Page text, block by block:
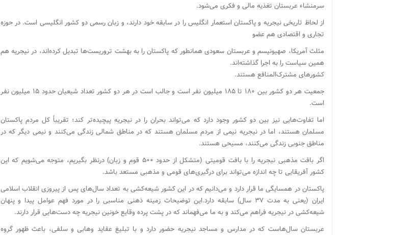
سرمنشاء عربستان تغذیه مالی و فکری می‌شود.
از لحاظ تاریخی نیجریه و پاکستان استعمار انگلیس را در سابقه خود دارند، و زبان رسمی دو کشور انگلیسی است. در حوزه
تجاری و اقتصادی هم عضو
مثلث آمریکا، صهیونیسم و عربستان سعودی همانطور که پاکستان را به بهشت تروریست‌ها تبدیل کرده‌اند، در نیجریه هم
همین سیاست را به اجرا گذاشته‌اند.
کشورهای مشترک‌المنافع هستند.
جمعیت هر دو کشور بین ۱۸۰ تا ۱۸۵ میلیون نفر است و جالب است در هر دو کشور تعداد شیعیان حدود ۱۵ میلیون نفر
است.
اما تفاوت‌هایی نیز بین دو کشور وجود دارد که می‌تواند بحران را در نیجریه پیچیده‌تر کند؛ تقریباً کل مردم پاکستان
مسلمان هستند، اما در نیجریه نیمی از مردم مسلمان هستند که در مناطق شمالی زندگی می‌کنند و نیمی دیگر که در
مناطق جنوبی زندگی می‌کنند، مسیحی هستند.
اگر بافت مذهبی نیجریه را با بافت قومیتی (متشکل از حدود ۵۰۰ قوم و زبان) درنظر بگیریم، متوجه می‌شویم که این
کشور آفریقایی تا چه اندازه می‌تواند برای درگیری‌های قومی و مذهبی مستعد باشد.
پاکستان در همسایگی ما قرار دارد و می‌دانیم که در این کشور شیعه‌کشی به تعداد سال‌های پس از پیروزی انقلاب اسلامی
ایران (یعنی به مدت ۳۷ سال) سابقه دارد.این توضیحات زمینه ذهنی مناسبی را در مورد فهم عوامل پیدا و پنهان
شیعه‌کشی در نیجریه فراهم می‌کند و به ما می‌فهماند که در پشت پرده وقایع خونین نیجریه چه دست‌هایی قرار دارند.
عربستان سال‌هاست که در مدارس و مساجد نیجریه حضور دارد و با تبلیغ عقاید وهابی و سلفی، باعث ظهور گروه